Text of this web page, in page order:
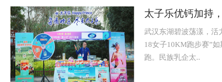
太子乐优钙加持
武汉东湖碧波荡漾，活
18女子10KM跑步赛”
跑。民族乳企太..